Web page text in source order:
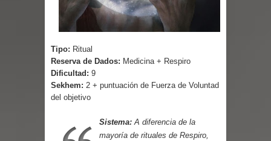
Cuentos
Parte 08: Ultratumba
Parte 07: Asuntos que Resolver
Tipo: Ritual
Reserva de Dados: Medicina + Respiro
Dificultad: 9
Sekhem: 2 + puntuación de Fuerza de Voluntad
del objetivo
Sistema: A diferencia de la
mayoría de rituales de Respiro,